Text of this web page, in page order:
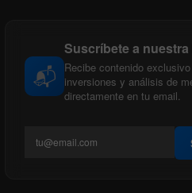
📬
Suscríbete a
Recibe contenido
inversiones y análisis de
directamente en tu email.